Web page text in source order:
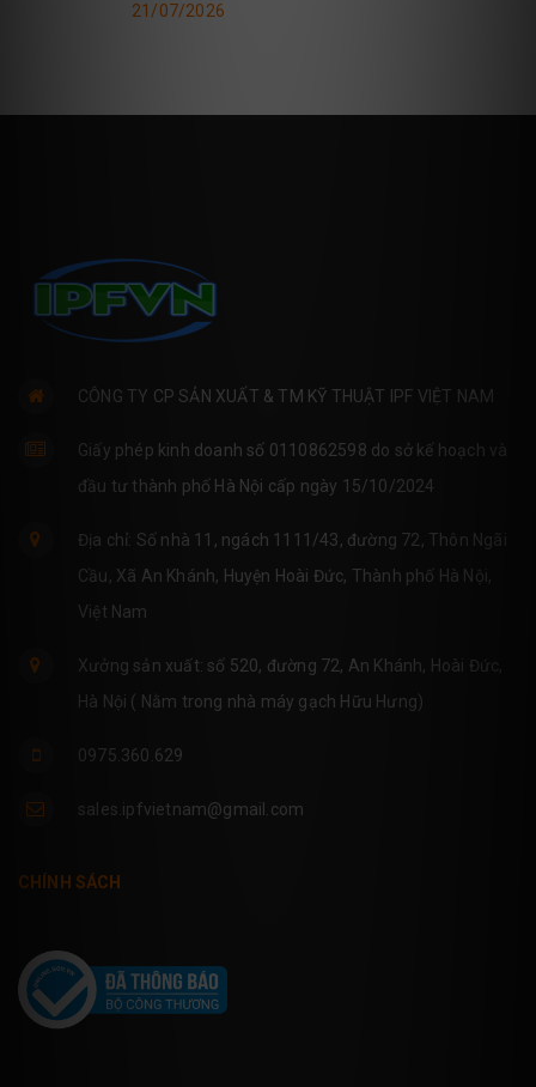
21/07/2026
CÔNG TY CP SẢN XUẤT & TM KỸ THUẬT IPF VIỆT NAM
Giấy phép kinh doanh số 0110862598 do sở kế hoạch và
đầu tư thành phố Hà Nội cấp ngày 15/10/2024
Địa chỉ: Số nhà 11, ngách 1111/43, đường 72, Thôn Ngãi
Cầu, Xã An Khánh, Huyện Hoài Đức, Thành phố Hà Nội,
Việt Nam
Xưởng sản xuất: số 520, đường 72, An Khánh, Hoài Đức,
Hà Nội ( Nằm trong nhà máy gạch Hữu Hưng)
0975.360.629
sales.ipfvietnam@gmail.com
CHÍNH SÁCH